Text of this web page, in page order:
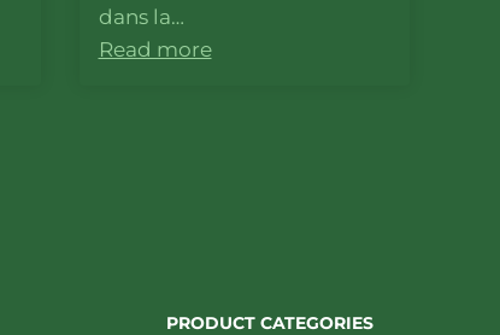
dans la…
Read more
PRODUCT CATEGORIES